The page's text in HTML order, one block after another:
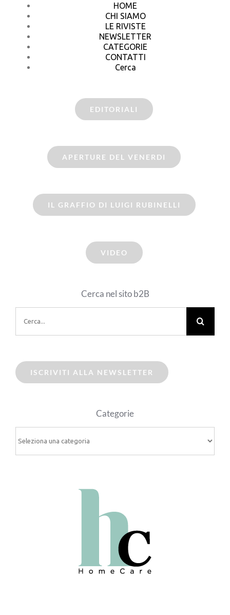
HOME
CHI SIAMO
LE RIVISTE
NEWSLETTER
CATEGORIE
CONTATTI
Cerca
EDITORIALI
APERTURE DEL VENERDI
IL GRAFFIO DI LUIGI RUBINELLI
VIDEO
Cerca nel sito b2B
per:
ISCRIVITI ALLA NEWSLETTER
Categorie